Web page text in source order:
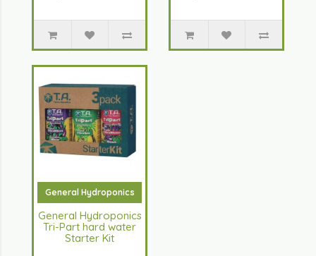
General Hydroponics
General Hydroponics
Tri-Part hard water
Starter Kit